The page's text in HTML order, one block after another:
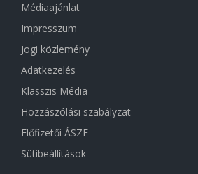
Médiaajánlat
Impresszum
Jogi közlemény
Adatkezelés
Klasszis Média
Hozzászólási szabályzat
Előfizetői ÁSZF
Sütibeállítások